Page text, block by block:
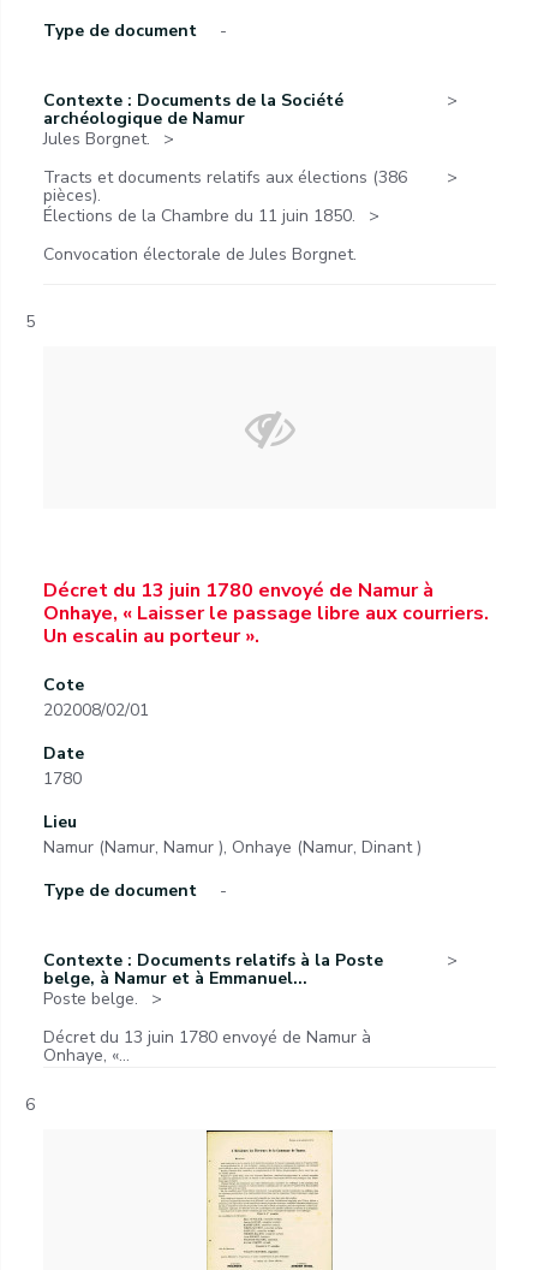
Type de document
-
Contexte : Documents de la Société
archéologique de Namur
Jules Borgnet.
Tracts et documents relatifs aux élections (386
pièces).
Élections de la Chambre du 11 juin 1850.
Convocation électorale de Jules Borgnet.
5
Décret du 13 juin 1780 envoyé de Namur à
Onhaye, « Laisser le passage libre aux courriers.
Un escalin au porteur ».
Cote
202008/02/01
Date
1780
Lieu
Namur (Namur, Namur ), Onhaye (Namur, Dinant )
Type de document
-
Contexte : Documents relatifs à la Poste
belge, à Namur et à Emmanuel...
Poste belge.
Décret du 13 juin 1780 envoyé de Namur à
Onhaye, «...
6